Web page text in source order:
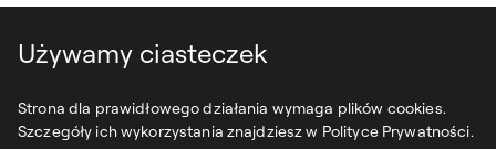
Używamy ciasteczek
Strona dla prawidłowego działania wymaga plików cookies.
Szczegóły ich wykorzystania znajdziesz w Polityce Prywatności.